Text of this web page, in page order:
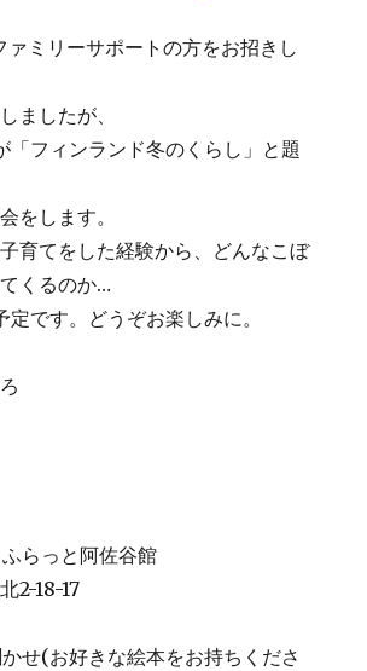
ァミリーサポートの方をお招きし
ましたが、
「フィンランド冬のくらし」と題
をします。
育てをした経験から、どんなこぼ
くるのか…
定です。どうぞお楽しみに。
らっと阿佐谷館
2-18-17
せ(お好きな絵本をお持ちくださ